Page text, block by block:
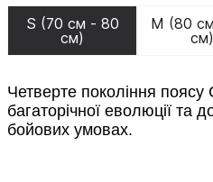
Четверте покоління
багаторічної еволюції та
бойових умовах.
S (70 см - 80
см)
M (80
см)